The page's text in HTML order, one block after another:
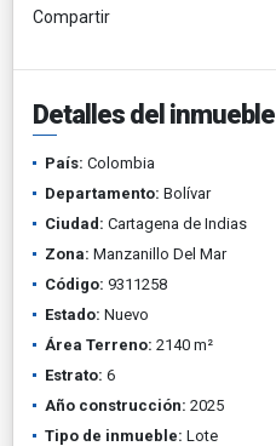
Compartir
Detalles del inmueble
País: Colombia
Departamento: Bolívar
Ciudad: Cartagena de Indias
Zona: Manzanillo Del Mar
Código: 9311258
Estado: Nuevo
Área Terreno: 2140 m²
Estrato: 6
Año construcción: 2025
Tipo de inmueble: Lote